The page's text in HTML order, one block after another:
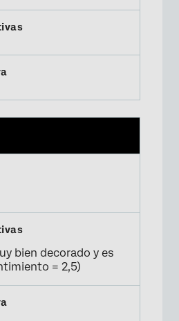
bien decorado y es
= 2,5)